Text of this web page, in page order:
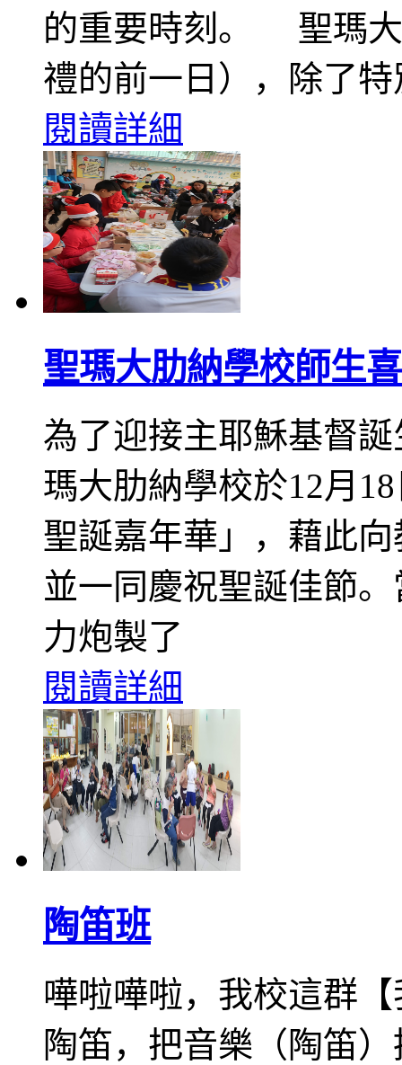
的重要時刻。 聖瑪大
禮的前一日），除了
閱讀詳細
聖瑪大肋納學校師生
為了迎接主耶穌基督
瑪大肋納學校於12月
聖誕嘉年華」，藉此
並一同慶祝聖誕佳節
力炮製了
閱讀詳細
陶笛班
嘩啦嘩啦，我校這群
陶笛，把音樂（陶笛